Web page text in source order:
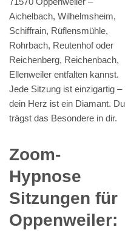
Aichelbach, Wilhelmsheim,
Schiffrain, Rüflensmühle,
Rohrbach, Reutenhof oder
Reichenberg, Reichenbach,
Ellenweiler entfalten kannst.
Jede Sitzung ist einzigartig –
dein Herz ist ein Diamant. Du
trägst das Besondere in dir.
Zoom-
Hypnose
Sitzungen für
Oppenweiler: